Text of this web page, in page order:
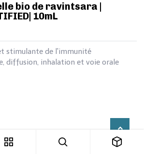
bio de ravintsara |
10mL
stimulante de l'immunité
diffusion, inhalation et voie orale
Ajouter au panier